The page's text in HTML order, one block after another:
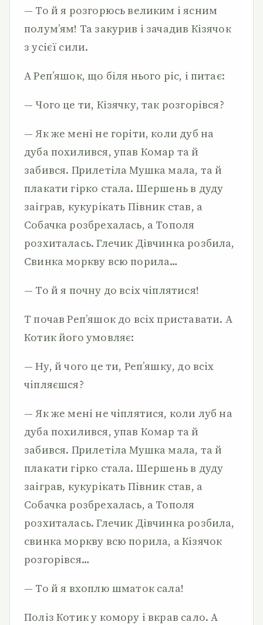
— То й я розгорюсь великим і ясним
полум’ям! Та закурив і зачадив Кізячок
з усієї сили.
А Реп’яшок, що біля нього ріс, і питає:
— Чого це ти, Кізячку, так розгорівся?
— Як же мені не горіти, коли дуб на
дуба похилився, упав Комар та й
забився. Прилетіла Мушка мала, та й
плакати гірко стала. Шершень в дуду
заіграв, кукурікать Півник став, а
Собачка розбрехалась, а Тополя
розхиталась. Глечик Дівчинка розбила,
Свинка моркву всю порила…
— То й я почну до всіх чіплятися!
Т почав Реп’яшок до всіх приставати. А
Котик його умовляє:
— Ну, й чого це ти, Реп’яшку, до всіх
чіпляєшся?
— Як же мені не чіплятися, коли луб на
дуба похилився, упав Комар та й
забився. Прилетіла Мушка мала, та й
плакати гірко стала. Шершень в дуду
заіграв, кукурікать Півник став, а
Собачка розбрехалась, а Тополя
розхиталась. Глечик Дівчинка розбила,
свинка моркву всю порила, а Кізячок
розгорівся…
— То й я вхоплю шматок сала!
Поліз Котик у комору і вкрав сало. А